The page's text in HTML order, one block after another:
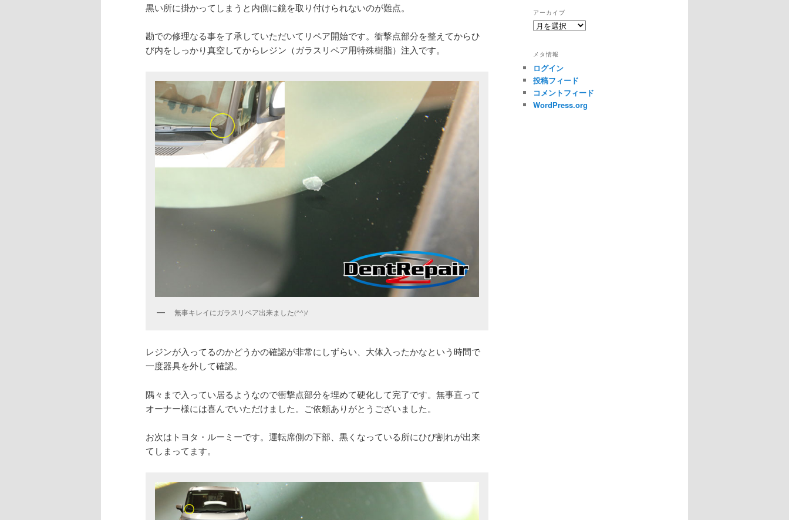
黒い所に掛かってしまうと内側に鏡を取り付けられないのが難点。
勘での修理なる事を了承していただいてリペア開始です。衝撃点部分を整えてからひ
び内をしっかり真空してからレジン（ガラスリペア用特殊樹脂）注入です。
無事キレイにガラスリペア出来ました(^^)/
レジンが入ってるのかどうかの確認が非常にしずらい、大体入ったかなという時間で
一度器具を外して確認。
隅々まで入ってい居るようなので衝撃点部分を埋めて硬化して完了です。無事直って
オーナー様には喜んでいただけました。ご依頼ありがとうございました。
お次はトヨタ・ルーミーです。運転席側の下部、黒くなっている所にひび割れが出来
てしまってます。
アーカイブ
ア
イ
ブ
メタ情報
ログイン
投稿フィード
コメントフィード
WordPress.org